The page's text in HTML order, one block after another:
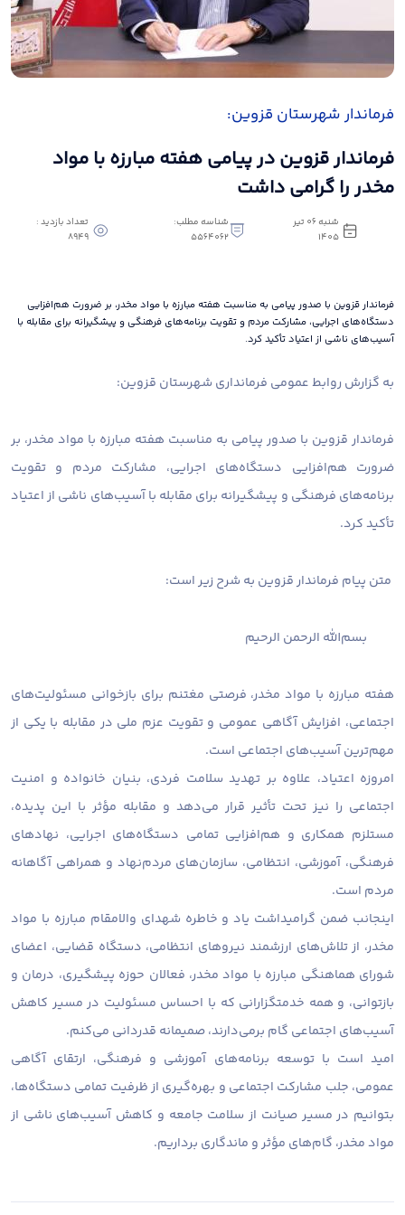
فرماندار شهرستان قزوین:
فرماندار قزوین در پیامی هفته مبارزه با مواد
مخدر را گرامی داشت
شنبه 06 تیر
1405
شناسه مطلب:
5564062
تعداد بازدید :
8949
فرماندار قزوین با صدور پیامی به مناسبت هفته مبارزه با مواد مخدر، بر ضرورت هم‌افزایی
دستگاه‌های اجرایی، مشارکت مردم و تقویت برنامه‌های فرهنگی و پیشگیرانه برای مقابله با
آسیب‌های ناشی از اعتیاد تأکید کرد.
به گزارش روابط عمومی فرمانداری شهرستان قزوین:
فرماندار قزوین با صدور پیامی به مناسبت هفته مبارزه با مواد مخدر، بر
ضرورت هم‌افزایی دستگاه‌های اجرایی، مشارکت مردم و تقویت
برنامه‌های فرهنگی و پیشگیرانه برای مقابله با آسیب‌های ناشی از اعتیاد
تأکید کرد.
متن پیام فرماندار قزوین به شرح زیر است:
بسم‌الله الرحمن الرحیم
هفته مبارزه با مواد مخدر، فرصتی مغتنم برای بازخوانی مسئولیت‌های
اجتماعی، افزایش آگاهی عمومی و تقویت عزم ملی در مقابله با یکی از
مهم‌ترین آسیب‌های اجتماعی است.
امروزه اعتیاد، علاوه بر تهدید سلامت فردی، بنیان خانواده و امنیت
اجتماعی را نیز تحت تأثیر قرار می‌دهد و مقابله مؤثر با این پدیده،
مستلزم همکاری و هم‌افزایی تمامی دستگاه‌های اجرایی، نهادهای
فرهنگی، آموزشی، انتظامی، سازمان‌های مردم‌نهاد و همراهی آگاهانه
مردم است.
اینجانب ضمن گرامیداشت یاد و خاطره شهدای والامقام مبارزه با مواد
مخدر، از تلاش‌های ارزشمند نیروهای انتظامی، دستگاه قضایی، اعضای
شورای هماهنگی مبارزه با مواد مخدر، فعالان حوزه پیشگیری، درمان و
بازتوانی، و همه خدمتگزارانی که با احساس مسئولیت در مسیر کاهش
آسیب‌های اجتماعی گام برمی‌دارند، صمیمانه قدردانی می‌کنم.
امید است با توسعه برنامه‌های آموزشی و فرهنگی، ارتقای آگاهی
عمومی، جلب مشارکت اجتماعی و بهره‌گیری از ظرفیت تمامی دستگاه‌ها،
بتوانیم در مسیر صیانت از سلامت جامعه و کاهش آسیب‌های ناشی از
مواد مخدر، گام‌های مؤثر و ماندگاری برداریم.